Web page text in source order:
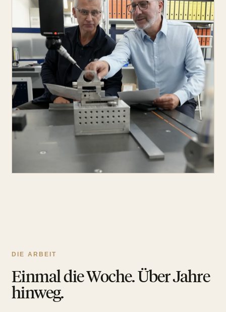
DIE ARBEIT
Einmal die Woche. Über Jahre
hinweg.